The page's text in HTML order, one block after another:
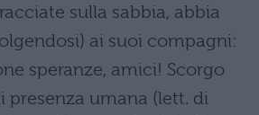
sulla sabbia, abbia
ai suoi compagni:
speranze, amici! Scorgo
presenza umana (lett. di